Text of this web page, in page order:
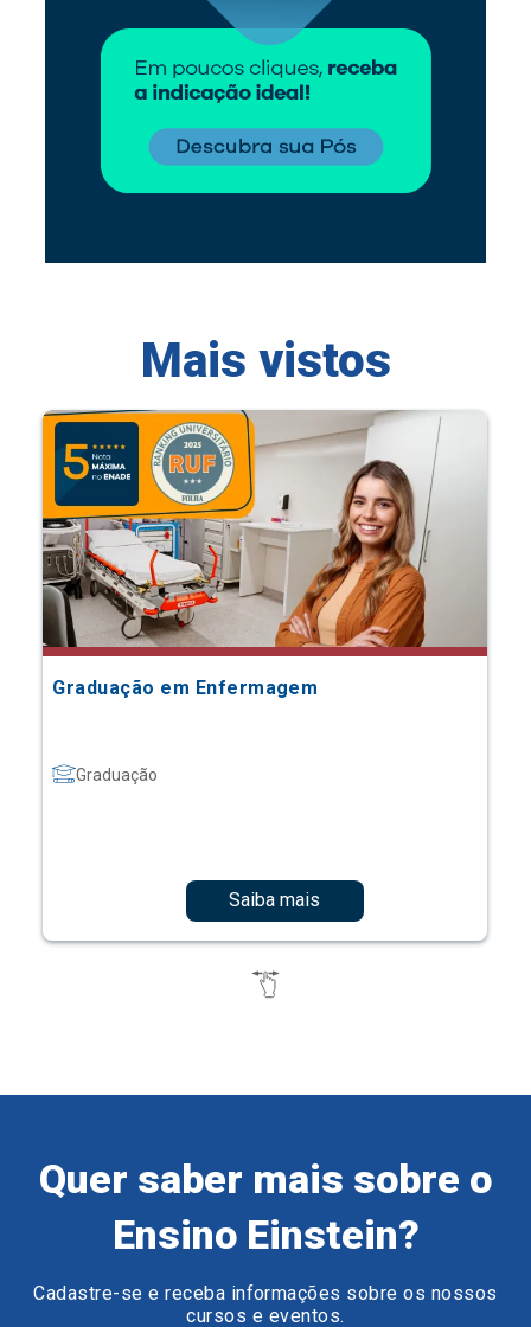
Mais vistos
Graduação em Enfermagem
Graduação
Saiba mais
Quer saber mais sobre o
Ensino Einstein?
Cadastre-se e receba informações sobre os nossos
cursos e eventos.